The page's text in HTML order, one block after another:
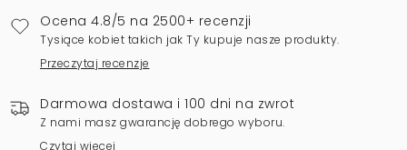
Ocena 4.8/5 na 2500+ recenzji
Tysiące kobiet takich jak Ty kupuje nasze produkty.
Przeczytaj recenzje
Darmowa dostawa i 100 dni na zwrot
Z nami masz gwarancję dobrego wyboru.
Czytaj więcej